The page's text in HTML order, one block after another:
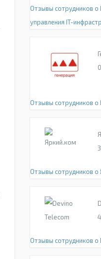
Отзывы сотрудников
управления IT-
0
Отзывы сотрудников о
3
Отзывы сотрудников о
4
Отзывы сотрудников о